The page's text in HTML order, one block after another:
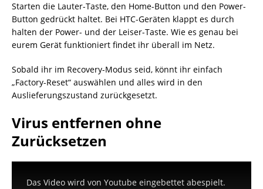
Starten die Lauter-Taste, den Home-Button und den Power-
Button gedrückt haltet. Bei HTC-Geräten klappt es durch
halten der Power- und der Leiser-Taste. Wie es genau bei
eurem Gerät funktioniert findet ihr überall im Netz.
Sobald ihr im Recovery-Modus seid, könnt ihr einfach
„Factory-Reset“ auswählen und alles wird in den
Auslieferungszustand zurückgesetzt.
Virus entfernen ohne
Zurücksetzen
Das Video wird von Youtube eingebettet abespielt.